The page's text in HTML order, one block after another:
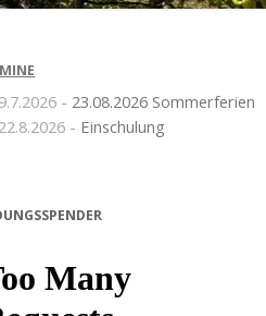
9.7.2026 - 23.08.2026 Sommerferien
22.8.2026 - Einschulung